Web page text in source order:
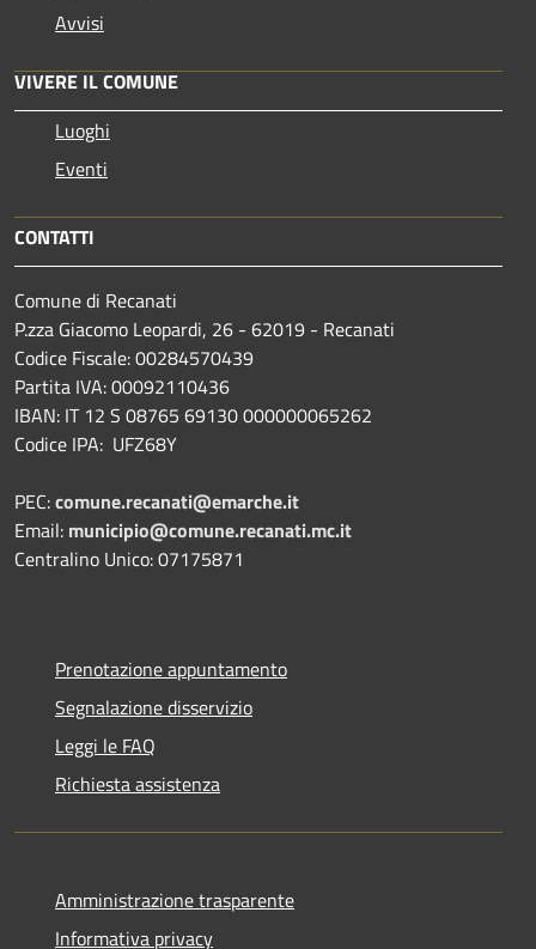
Avvisi
VIVERE IL COMUNE
Luoghi
Eventi
CONTATTI
Comune di Recanati
P.zza Giacomo Leopardi, 26 - 62019 - Recanati
Codice Fiscale: 00284570439
Partita IVA: 00092110436
IBAN: IT 12 S 08765 69130 000000065262
Codice IPA: UFZ68Y
PEC:comune.recanati@emarche.it
Email: municipio@comune.recanati.mc.it
Centralino Unico: 07175871
Prenotazione appuntamento
Segnalazione disservizio
Leggi le FAQ
Richiesta assistenza
Amministrazione trasparente
Informativa privacy